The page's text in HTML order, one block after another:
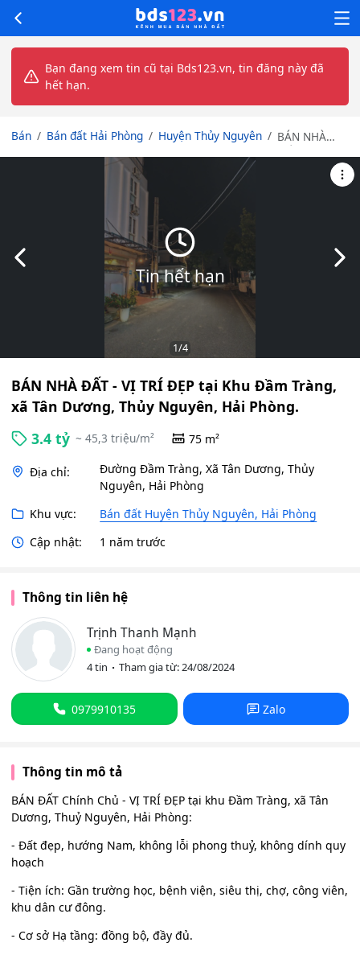
Bạn đang xem tin cũ tại Bds123.vn, tin đăng này đã
hết hạn.
Bán Bán đất Hải Phòng Huyện Thủy Nguyên
BÁN NHÀ
ĐẸP tại Khu
Đầm Tràng,
Tin hết hạn
Slide trước
1/4
BÁN NHÀ ĐẤT - VỊ TRÍ ĐẸP tại Khu Đầm Tràng,
xã Tân Dương, Thủy Nguyên, Hải Phòng.
3.4 tỷ ~ 45,3 triệu/m² 75 m²
Địa chỉ:
Đường Đầm Tràng, Xã Tân Dương, Thủy
Nguyên, Hải Phòng
Khu vực:
Bán đất Huyện Thủy Nguyên, Hải Phòng
Cập nhật:
1 năm trước
Thông tin liên hệ
Trịnh Thanh Mạnh
Đang hoạt động
4 tin
Tham gia từ: 24/08/2024
0979910135 Zalo
Thông tin mô tả
BÁN ĐẤT Chính Chủ - VỊ TRÍ ĐẸP tại khu Đầm Tràng, xã Tân
Dương, Thuỷ Nguyên, Hải Phòng:
- Đất đẹp, hướng Nam, không lỗi phong thuỷ, không dính quy
hoạch
- Tiện ích: Gần trường học, bệnh viện, siêu thị, chợ, công viên,
khu dân cư đông.
- Cơ sở Hạ tầng: đồng bộ, đầy đủ.